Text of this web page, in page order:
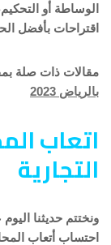
الوساطة أو
اقتراحات بأفضل
مقالات ذات صلة
بالرياض 2023
اتعاب
التجارية
ونختتم حديثنا
احتساب أتعاب